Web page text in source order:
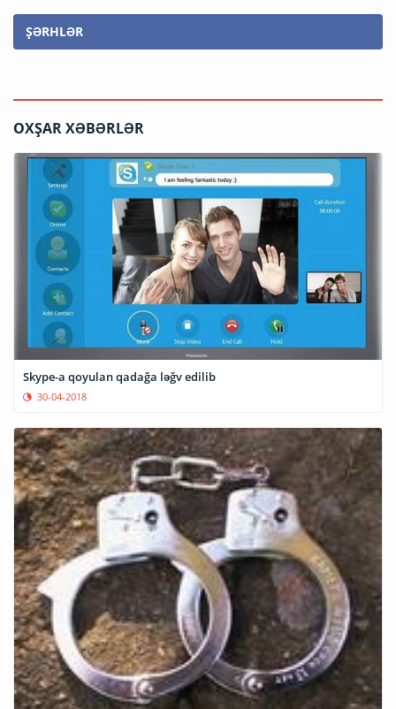
ŞƏRHLƏR
OXŞAR XƏBƏRLƏR
Skype-a qoyulan qadağa ləğv edilib
30-04-2018